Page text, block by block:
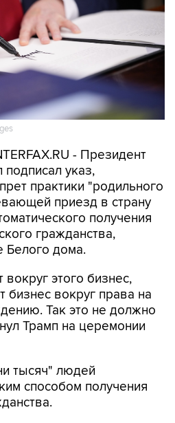
- Президент
указ,
практики "родильного
приезд в страну
получения
гражданства,
Белого дома.
этого бизнес,
бизнес вокруг права на
Так это не должно
Трамп на церемонии
тысяч" людей
способом получения